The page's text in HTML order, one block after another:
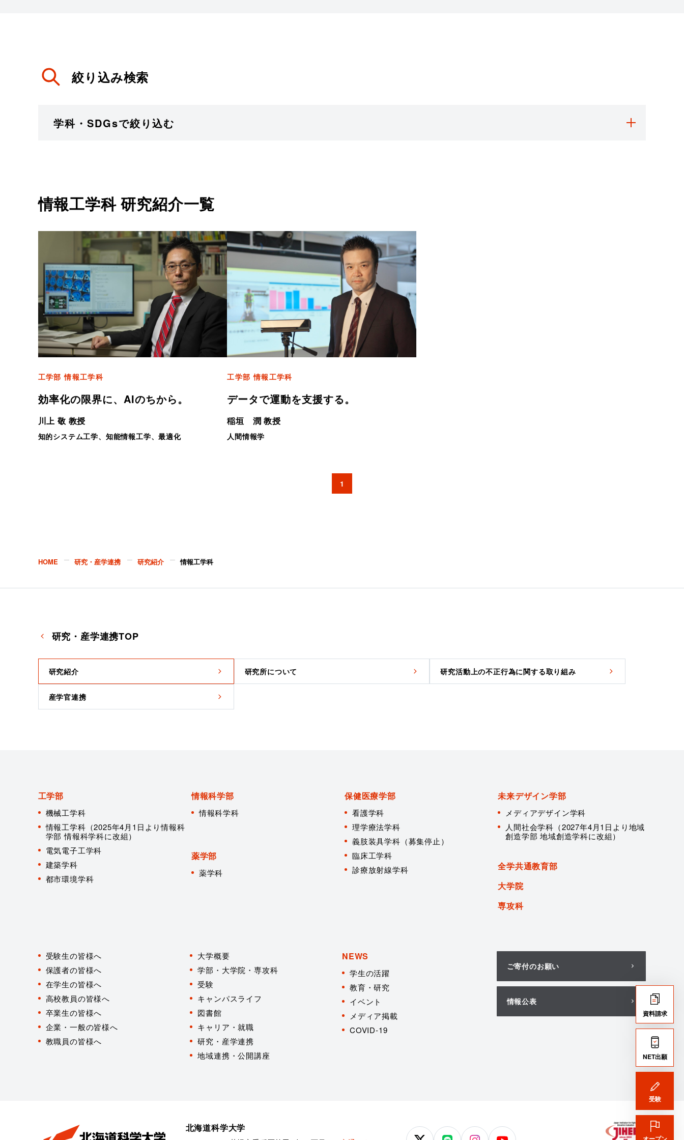
資料請求
NET出願
受験
絞り込み検索
学科・SDGsで絞り込む
情報工学科研究紹介一覧
工学部 情報工学科
効率化の限界に、AIのちから。
川上 敬 教授
知的システム工学、知能情報工学、最適化
工学部 情報工学科
データで運動を支援する。
稲垣 潤 教授
人間情報学
1
HOME 研究・産学連携 研究紹介 情報工学科
研究・産学連携TOP
研究紹介 研究所について 研究活動上の不正行為に関する取り組み
産学官連携
工学部
機械工学科
情報工学科（2025年4月1日より情報科
学部 情報科学科に改組）
電気電子工学科
建築学科
都市環境学科
情報科学部
情報科学科
薬学部
薬学科
保健医療学部
看護学科
理学療法学科
義肢装具学科（募集停止）
臨床工学科
診療放射線学科
未来デザイン学部
メディアデザイン学科
人間社会学科（2027年4月1日より地域
創造学部 地域創造学科に改組）
全学共通教育部
大学院
専攻科
大学概要
学部・大学院・専攻科
受験
キャンパスライフ
図書館
キャリア・就職
研究・産学連携
地域連携・公開講座
者
別
受験生の皆様へ
保護者の皆様へ
在学生の皆様へ
高校教員の皆様へ
卒業生の皆様へ
企業・一般の皆様へ
教職員の皆様へ
NEWS
学生の活躍
教育・研究
イベント
メディア掲載
COVID-19
ご寄付のお願い
情報公表
北海道科学大学